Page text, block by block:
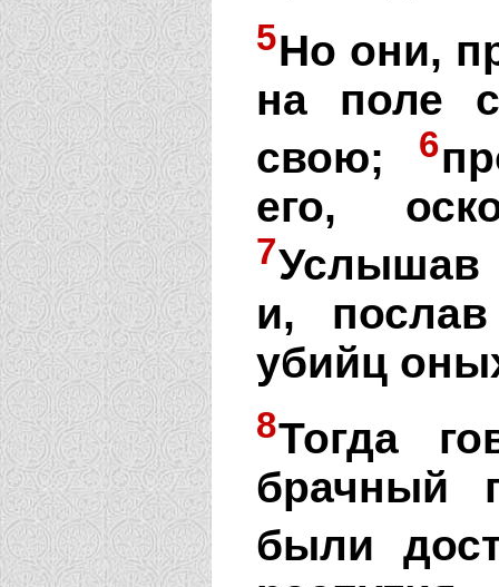
5Но они,
на поле
свою;
6
его,
7Услышав
и,
убийц
8Тогда
брачный
были